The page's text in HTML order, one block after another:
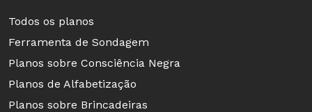
Todos os planos
Ferramenta de Sondagem
Planos sobre Consciência Negra
Planos de Alfabetização
Planos sobre Brincadeiras